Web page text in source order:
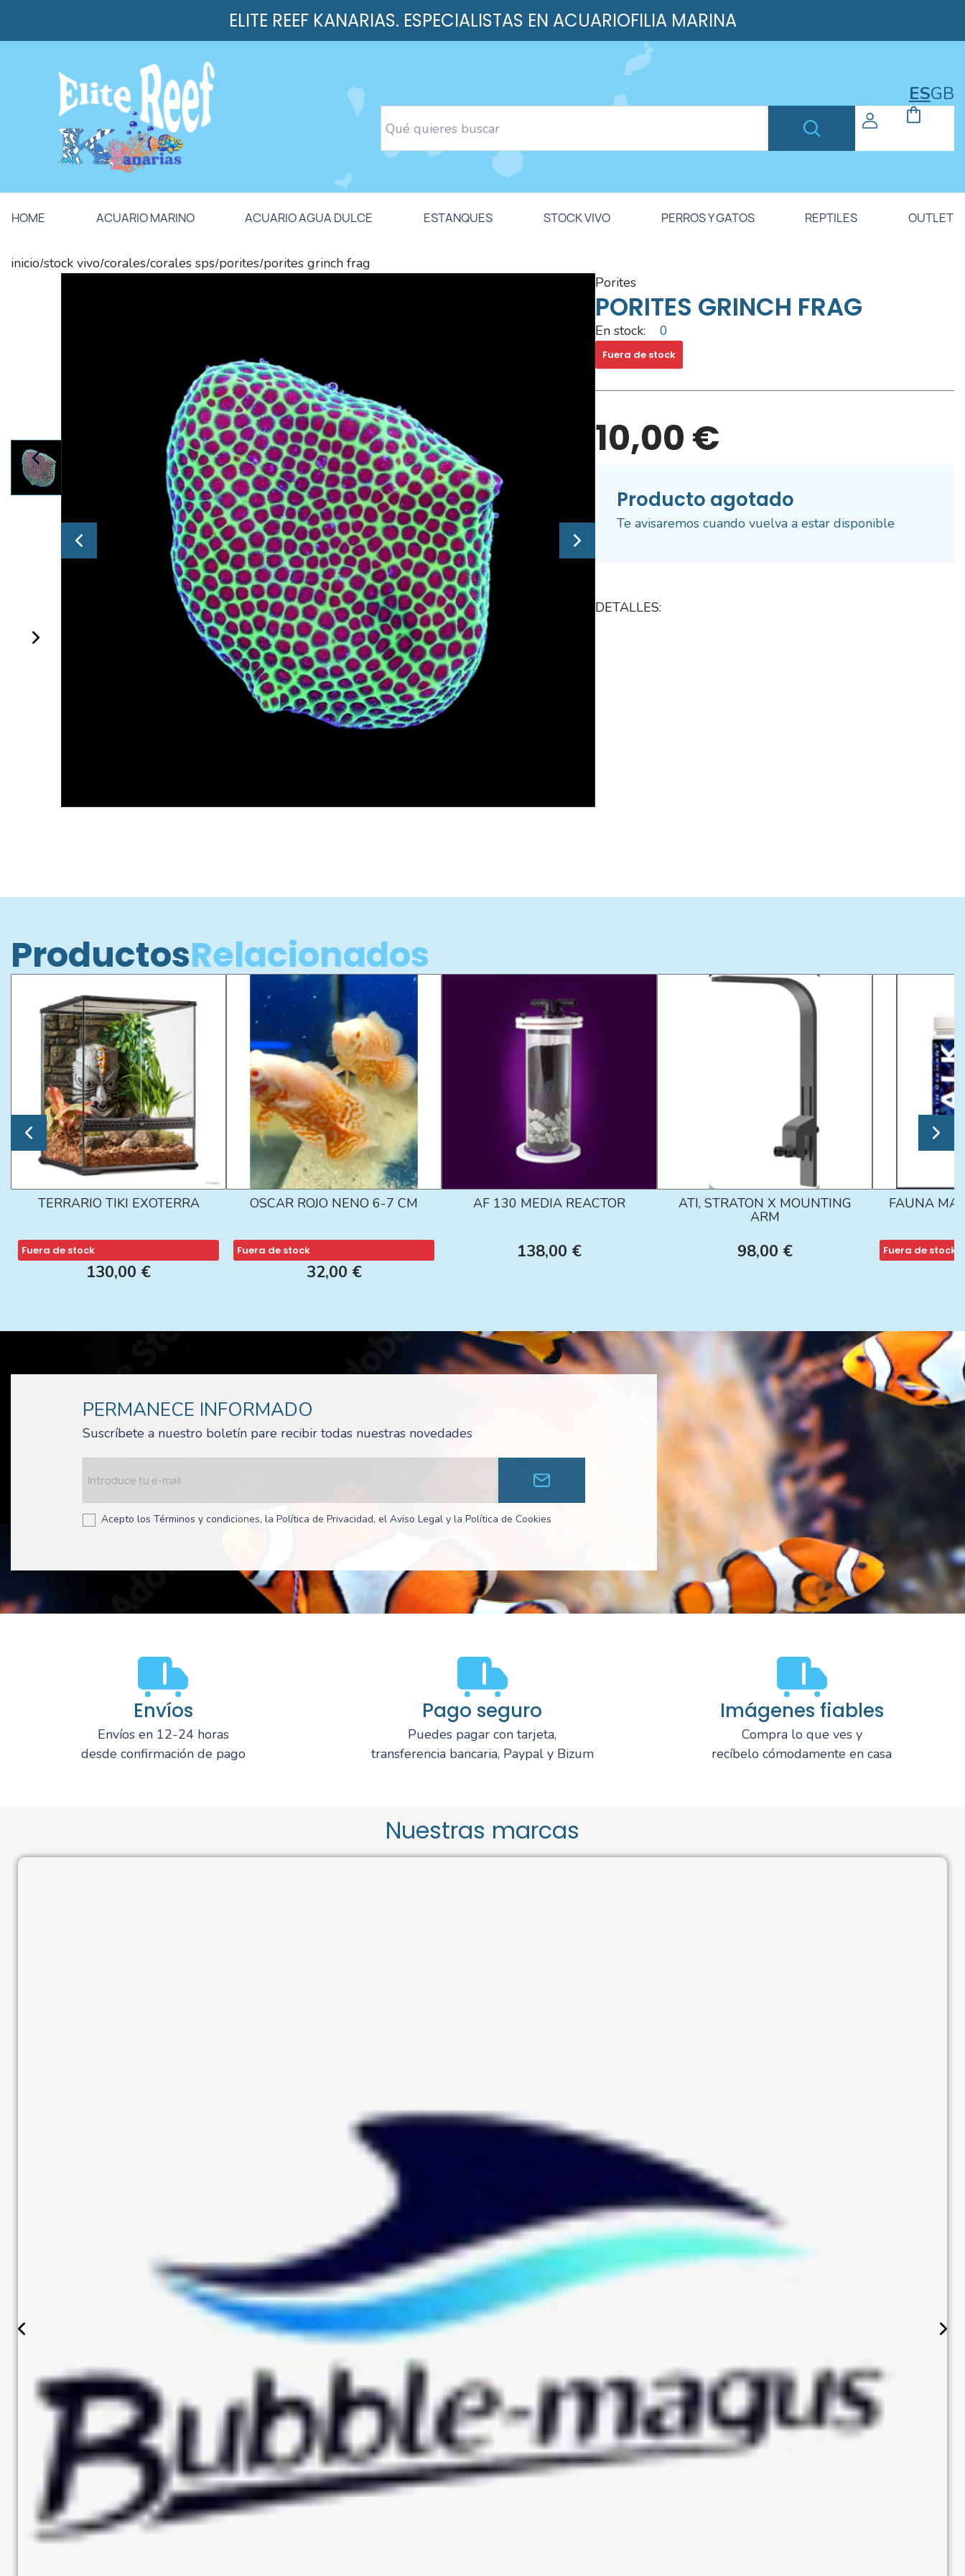
ELITE REEF KANARIAS. ESPECIALISTAS EN ACUARIOFILIA MARINA
ESGB
HOME ACUARIO MARINO ACUARIO AGUA DULCE ESTANQUES STOCK VIVO PERROS Y GATOS REPTILES OUTLET
inicio/stock vivo/corales/corales sps/porites/porites grinch frag
porites
PORITES GRINCH FRAG
En stock: 0
Fuera de stock
10,00 €
Producto agotado
Te avisaremos cuando vuelva a estar disponible
DETALLES:
ProductosRelacionados
TERRARIO TIKI EXOTERRA
Fuera de stock
130,00 €
OSCAR ROJO NENO 6-7 CM
Fuera de stock
32,00 €
AF 130 MEDIA REACTOR
138,00 €
ATI, STRATON X MOUNTING
ARM
98,00 €
FAUNA
Fuera de stock
PERMANECE INFORMADO
Suscríbete a nuestro boletín pare recibir todas nuestras novedades
Acepto los Términos y condiciones, la Política de Privacidad, el Aviso Legal y la Política de Cookies
Envíos
Envíos en 12-24 horas
desde confirmación de pago
Pago seguro
Puedes pagar con tarjeta,
transferencia bancaria, Paypal y Bizum
Imágenes fiables
Compra lo que ves y
recíbelo cómodamente en casa
Nuestras marcas